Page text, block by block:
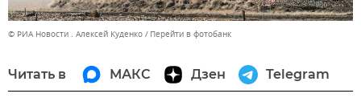
© РИА Новости . Алексей Куденко Перейти в фотобанк
Читать в МАКС Дзен Telegram